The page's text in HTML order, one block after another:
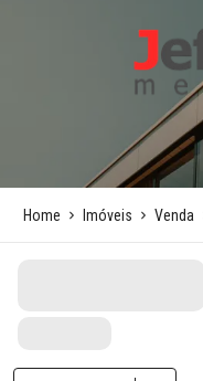
Home Imóveis Venda